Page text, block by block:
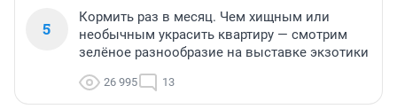
5
Кормить раз в месяц. Чем хищным или
необычным украсить квартиру — смотрим
зелёное разнообразие на выставке экзотики
26 995 13